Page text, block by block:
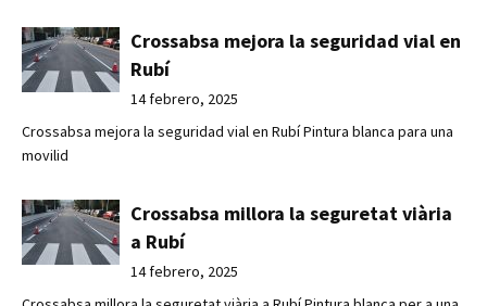
Crossabsa mejora la seguridad vial en
Rubí
14 febrero, 2025
Crossabsa mejora la seguridad vial en Rubí Pintura blanca para una
movilid
Crossabsa millora la seguretat viària
a Rubí
14 febrero, 2025